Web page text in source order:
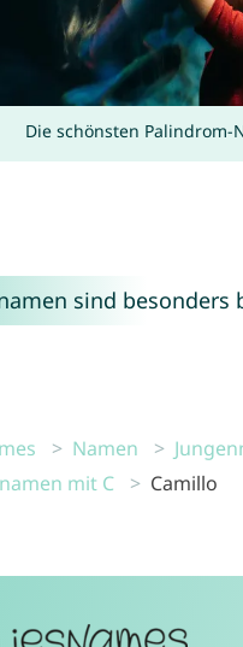
Die schönsten Palindrom-
sind besonders
Namen
mit C
Camillo